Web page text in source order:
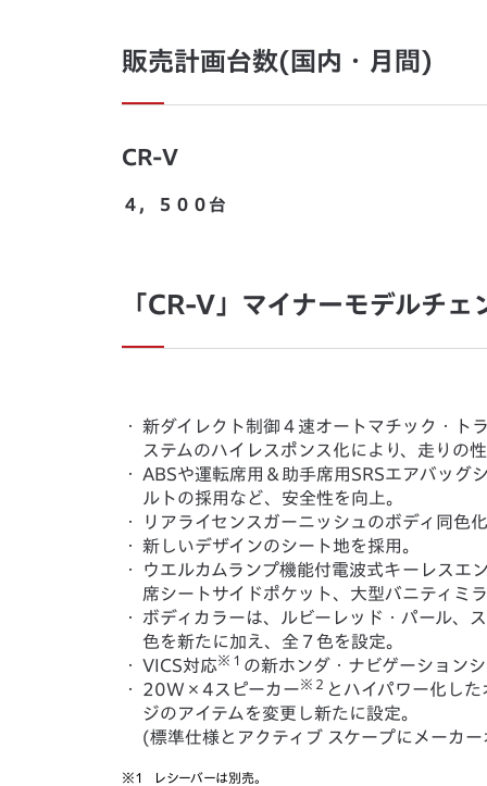
販売計画台数(国内・月間)
CR-V
４，５００台
「CR-V」マイナーモデルチェ
・
新ダイレクト制御４速オートマチック・ト
ステムのハイレスポンス化により、走りの
・
ABSや運転席用＆助手席用SRSエアバッグ
ルトの採用など、安全性を向上。
・
リアライセンスガーニッシュのボディ同色
・
新しいデザインのシート地を採用。
・
ウエルカムランプ機能付電波式キーレスエ
席シートサイドポケット、大型バニティミ
・
ボディカラーは、ルビーレッド・パール、
色を新たに加え、全７色を設定。
・
VICS対応※１ の新ホンダ・ナビゲーション
・
20W×4スピーカー※２ とハイパワー化し
ジのアイテムを変更し新たに設定。
(標準仕様とアクティブ スケープにメーカ
※1
レシーバーは別売。